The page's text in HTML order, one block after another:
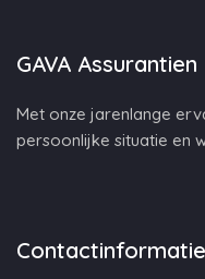
GAVA Assurantien
Met onze jarenlange
persoonlijke situatie en
Contactinformatie